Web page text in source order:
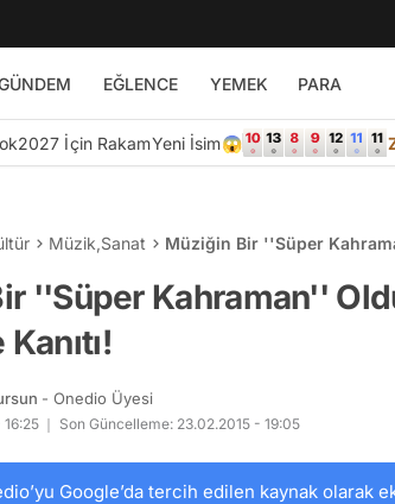
EĞLENCE YEMEK PARA
2027 İçin RakamYeni İsim😱
Müzik,Sanat Müziğin Bir ''Süper
''Süper Kahraman''
- Onedio Üyesi
Son Güncelleme: 23.02.2015 - 19:05
Google’da tercih edilen kaynak olarak